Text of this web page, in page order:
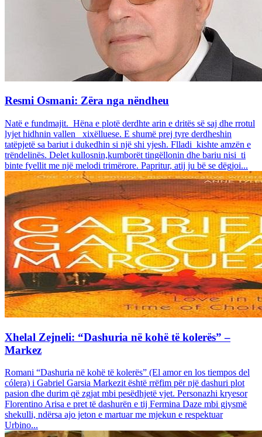
Resmi Osmani: Zëra nga nëndheu
Natë e fundmajit. Hëna e plotë derdhte arin e dritës së saj dhe rrotul
lyjet hidhnin vallen xixëlluese. E shumë prej tyre derdheshin
tatëpjetë sa bariut i dukedhin si një shi yjesh. Flladi kishte amzën e
trëndelinës. Delet kullosnin,kumborët tingëllonin dhe bariu nisi ti
binte fyellit me një melodi trimërore. Papritur, atij ju bë se dëgjoi...
Xhelal Zejneli: “Dashuria në kohë të kolerës” –
Markez
Romani “Dashuria në kohë të kolerës” (El amor en los tiempos del
cólera) i Gabriel Garsia Markezit është rrëfim për një dashuri plot
pasion dhe durim që zgjat mbi pesëdhjetë vjet. Personazhi kryesor
Florentino Arisa e pret të dashurën e tij Fermina Daze mbi gjysmë
shekulli, ndërsa ajo jeton e martuar me mjekun e respektuar
Urbino...